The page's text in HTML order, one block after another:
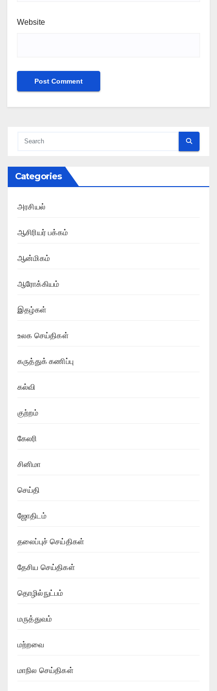
Website
Categories
அரசியல்
ஆசிரியர் பக்கம்
ஆன்மிகம்
ஆரோக்கியம்
இதழ்கள்
உலக செய்திகள்
கருத்துக் கணிப்பு
கல்வி
குற்றம்
கேலரி
சினிமா
செய்தி
ஜோதிடம்
தலைப்புச் செய்திகள்
தேசிய செய்திகள்
தொழில்நுட்பம்
மருத்துவம்
மற்றவை
மாநில செய்திகள்